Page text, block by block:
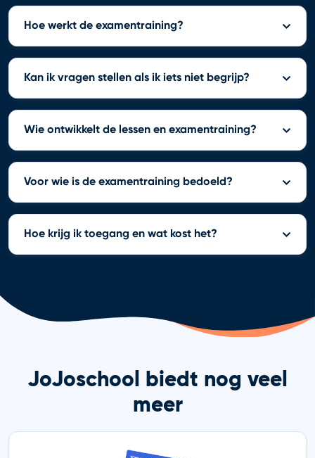
Hoe werkt de examentraining?
Kan ik vragen stellen als ik iets niet begrijp?
Wie ontwikkelt de lessen en examentraining?
Voor wie is de examentraining bedoeld?
Hoe krijg ik toegang en wat kost het?
JoJoschool biedt nog veel
meer